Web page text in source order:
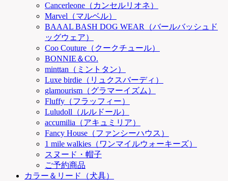
Cancerleone（カンセルリオネ）
Marvel（マルベル）
BAAAL BASH DOG WEAR（バールバッシュド
ッグウェア）
Coo Couture（クークチュール）
BONNIE＆CO.
minttan（ミントタン）
Luxe birdie（リュクスバーディ）
glamourism（グラマーイズム）
Fluffy（フラッフィー）
Luludoll（ルルドール）
accumilia（アキュミリア）
Fancy House（ファンシーハウス）
1 mile walkies（ワンマイルウォーキーズ）
スヌード・帽子
ご予約商品
カラー＆リード（犬具）